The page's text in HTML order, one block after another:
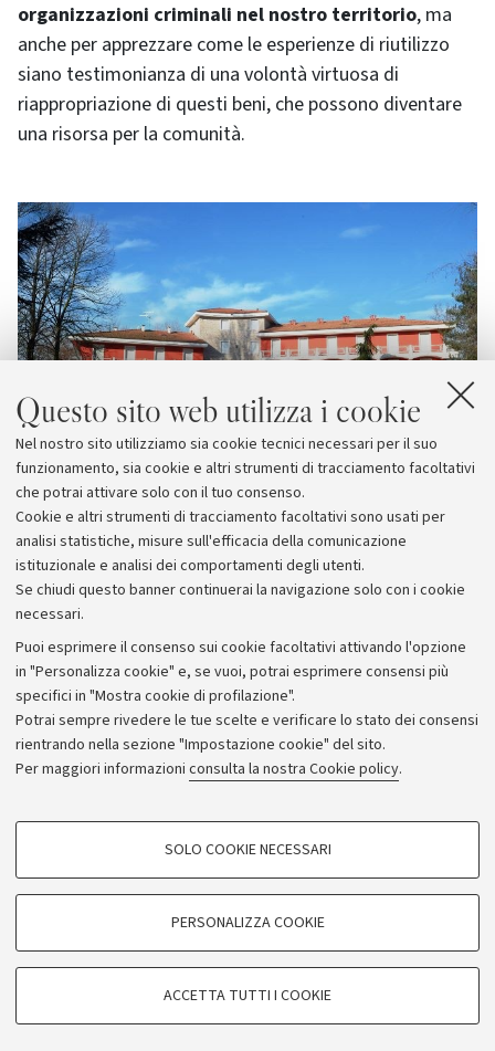
Questo sito web utilizza i cookie
Nel nostro sito utilizziamo sia cookie tecnici necessari per il suo
funzionamento, sia cookie e altri strumenti di tracciamento facoltativi
che potrai attivare solo con il tuo consenso.
Cookie e altri strumenti di tracciamento facoltativi sono usati per
analisi statistiche, misure sull'efficacia della comunicazione
istituzionale e analisi dei comportamenti degli utenti.
Se chiudi questo banner continuerai la navigazione solo con i cookie
necessari.
Puoi esprimere il consenso sui cookie facoltativi attivando l'opzione
in "Personalizza cookie" e, se vuoi, potrai esprimere consensi più
specifici in "Mostra cookie di profilazione".
Potrai sempre rivedere le tue scelte e verificare lo stato dei consensi
rientrando nella sezione "Impostazione cookie" del sito.
Per maggiori informazioni consulta la nostra Cookie policy.
COOKIE DI PROFILAZIONE - FACOLTATIVI
COOKIE TECNICI - NECESSARI
Si tratta di cookie tecnici utilizzati, a titolo esemplificativo, per il corretto
SOLO COOKIE NECESSARI
PERSONALIZZA COOKIE
ACCETTA TUTTI I COOKIE
organizzazioni criminali nel nostro territorio, ma
anche per apprezzare come le esperienze di riutilizzo
siano testimonianza di una volontà virtuosa di
riappropriazione di questi beni, che possono diventare
una risorsa per la comunità.
Archivio
Comunicati stampa
Redazione
Rassegna stampa
© Copyright 2026 - ALMA MATER STUDIORUM - Università di
Bologna - Via Zamboni, 33 - 40126 Bologna - PI: 01131710376 -
CF: 80007010376
Privacy
Note legali Impostazioni Cookie